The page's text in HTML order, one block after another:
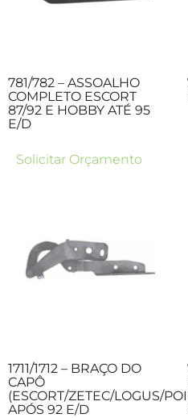
781/782 – ASSOALHO
COMPLETO ESCORT
87/92 E HOBBY ATÉ 95
E/D
Solicitar Orçamento
1711/1712 – BRAÇO DO
CAPÔ
(ESCORT/ZETEC/LOGUS/
APÓS 92 E/D